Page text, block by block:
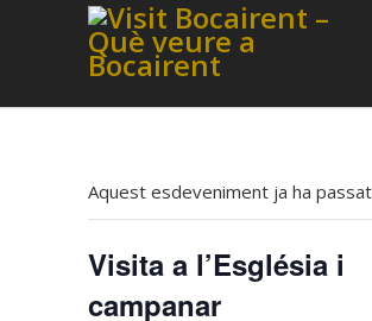
Aquest esdeveniment ja ha
Visita a l’Església i
campanar